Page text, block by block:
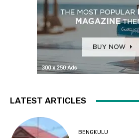
LATEST ARTICLES
BENGKULU